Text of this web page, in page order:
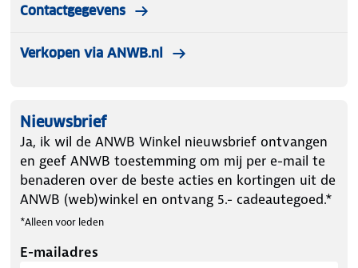
Contactgegevens
Verkopen via ANWB.nl
Nieuwsbrief
Ja, ik wil de ANWB Winkel nieuwsbrief ontvangen
en geef ANWB toestemming om mij per e-mail te
benaderen over de beste acties en kortingen uit de
ANWB (web)winkel en ontvang 5.- cadeautegoed.*
*Alleen voor leden
E-mailadres